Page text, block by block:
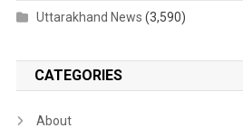
Uttarakhand News (3,590)
CATEGORIES
About